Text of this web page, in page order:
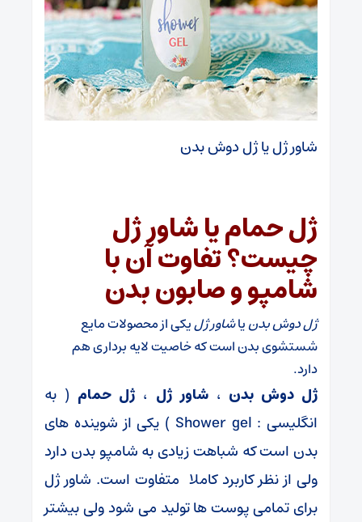
شاور ژل یا ژل دوش بدن
ژل حمام یا شاور ژل
چیست؟ تفاوت آن با
شامپو و صابون بدن
ژل دوش بدنیاشاور ژلیکی از محصولات مایع
شستشوی بدن است که خاصیت لایه برداری هم
دارد.
ژل دوش بدن ،شاور ژل ، ژل حمام ( به
انگلیسی : Shower gel ) یکی از شوینده های
بدن است که شباهت زیادی به شامپو بدن دارد
ولی از نظر کاربرد کاملا متفاوت است. شاور ژل
برای تمامی پوست ها تولید می شود ولی بیشتر